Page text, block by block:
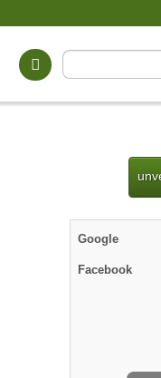
Google
Facebook